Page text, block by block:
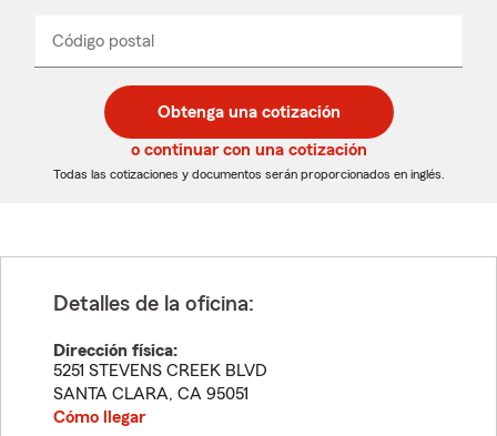
desplegable
Código postal
de
5
dígitos
de
5
dígitos
_____
Obtenga una cotización
o continuar con una cotización
Todas las cotizaciones y documentos serán proporcionados en inglés.
Detalles de la oficina:
Dirección física:
5251 STEVENS CREEK BLVD
SANTA CLARA, CA 95051
Cómo llegar